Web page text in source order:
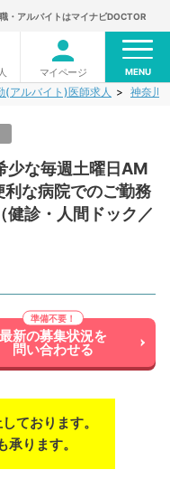
・アルバイトはマイナビDOCTOR
マイページ MENU
(アルバイト)医師求人 神奈川
少な毎週土曜日AM
な病院でのご勤務
健診・人間ドック／
最新の募集状況を
問い合わせる
ております。
ります。